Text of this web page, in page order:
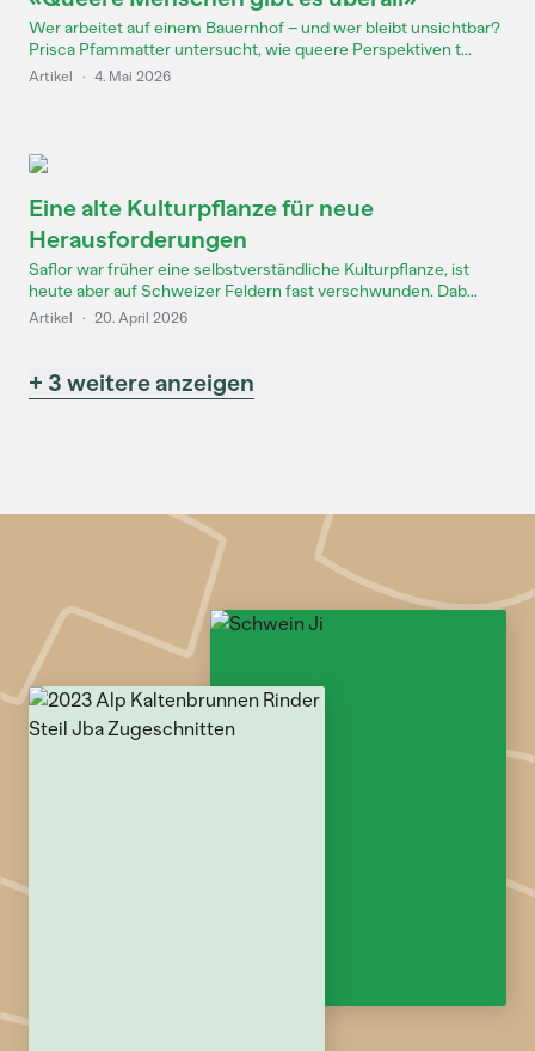
Wer arbeitet auf einem Bauernhof – und wer bleibt unsichtbar?
Prisca Pfammatter untersucht, wie queere Perspektiven t...
Artikel · 4. Mai 2026
Eine alte Kulturpflanze für neue
Herausforderungen
Saflor war früher eine selbstverständliche Kulturpflanze, ist
heute aber auf Schweizer Feldern fast verschwunden. Dab...
Artikel · 20. April 2026
+ 3 weitere anzeigen